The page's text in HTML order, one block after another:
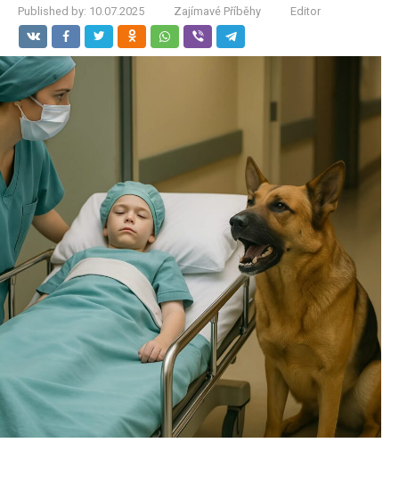
Published by: 10.07.2025 Zajímavé Příběhy Editor